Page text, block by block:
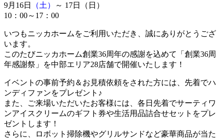
9月16日 （土） ～ 17日
（日）
10：00～17：00
いつもニッカホームをご利用いただき、誠にありがとうござ
います。
このたびニッカホーム創業36周年の感謝を込めて「創業36周
年感謝祭」を中部エリア28店舗で開催いたします！
イベントの事前予約＆お見積依頼をされた方には、先着でハ
ンディファンをプレゼント♪
また、ご来場いただいたお客様には、各日先着でサーティワ
ンアイスクリームのギフト券や生活用品詰合せセットをプレ
ゼントします！
さらに、ロボット掃除機やグリルサンドなど豪華商品が当た